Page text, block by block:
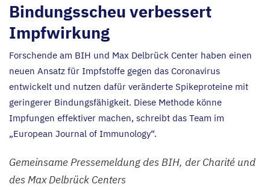
Bindungsscheu verbessert
Impfwirkung
Forschende am BIH und Max Delbrück Center haben einen
neuen Ansatz für Impfstoffe gegen das Coronavirus
entwickelt und nutzen dafür veränderte Spikeproteine mit
geringerer Bindungsfähigkeit. Diese Methode könne
Impfungen effektiver machen, schreibt das Team im
„European Journal of Immunology“.
Gemeinsame Pressemeldung des BIH, der Charité und
des Max Delbrück Centers